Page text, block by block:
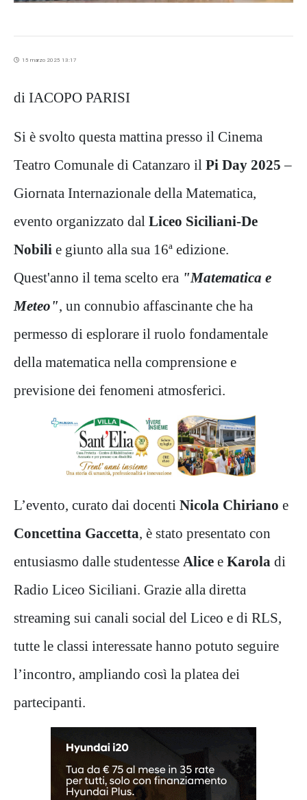
15 marzo 2025 13:17
di IACOPO PARISI
Si è svolto questa mattina presso il Cinema
Teatro Comunale di Catanzaro il Pi Day 2025 –
Giornata Internazionale della Matematica,
evento organizzato dal Liceo Siciliani-De
Nobili e giunto alla sua 16ª edizione.
Quest'anno il tema scelto era "Matematica e
Meteo" , un connubio affascinante che ha
permesso di esplorare il ruolo fondamentale
della matematica nella comprensione e
previsione dei fenomeni atmosferici.
L’evento, curato dai docenti Nicola Chiriano e
Concettina Gaccetta , è stato presentato con
entusiasmo dalle studentesse Alice e Karola di
Radio Liceo Siciliani. Grazie alla diretta
streaming sui canali social del Liceo e di RLS,
tutte le classi interessate hanno potuto seguire
l’incontro, ampliando così la platea dei
partecipanti.